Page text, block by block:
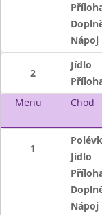
Nápoj
2
Jídlo
Menu
Chod
1
Jídlo
Nápoj